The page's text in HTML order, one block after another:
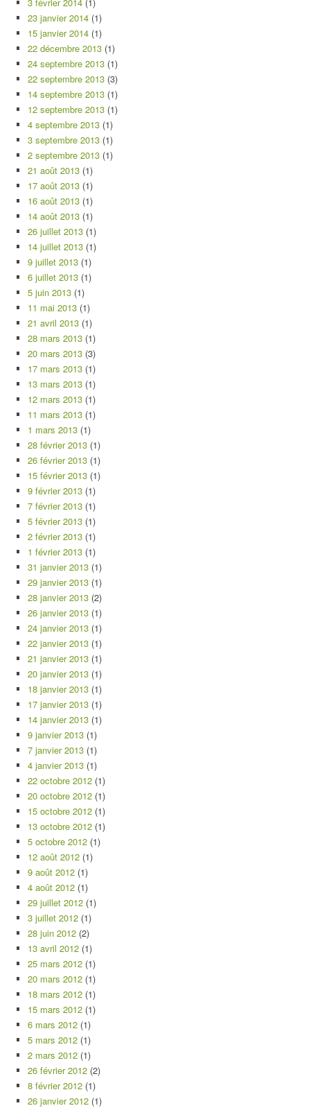
23 janvier 2014 (1)
15 janvier 2014 (1)
22 décembre 2013 (1)
24 septembre 2013 (1)
22 septembre 2013 (3)
14 septembre 2013 (1)
12 septembre 2013 (1)
4 septembre 2013 (1)
3 septembre 2013 (1)
2 septembre 2013 (1)
21 août 2013 (1)
17 août 2013 (1)
16 août 2013 (1)
14 août 2013 (1)
26 juillet 2013 (1)
14 juillet 2013 (1)
9 juillet 2013 (1)
6 juillet 2013 (1)
5 juin 2013 (1)
11 mai 2013 (1)
21 avril 2013 (1)
28 mars 2013 (1)
20 mars 2013 (3)
17 mars 2013 (1)
13 mars 2013 (1)
12 mars 2013 (1)
11 mars 2013 (1)
1 mars 2013 (1)
28 février 2013 (1)
26 février 2013 (1)
15 février 2013 (1)
9 février 2013 (1)
7 février 2013 (1)
5 février 2013 (1)
2 février 2013 (1)
1 février 2013 (1)
31 janvier 2013 (1)
29 janvier 2013 (1)
28 janvier 2013 (2)
26 janvier 2013 (1)
24 janvier 2013 (1)
22 janvier 2013 (1)
21 janvier 2013 (1)
20 janvier 2013 (1)
18 janvier 2013 (1)
17 janvier 2013 (1)
14 janvier 2013 (1)
9 janvier 2013 (1)
7 janvier 2013 (1)
4 janvier 2013 (1)
22 octobre 2012 (1)
20 octobre 2012 (1)
15 octobre 2012 (1)
13 octobre 2012 (1)
5 octobre 2012 (1)
12 août 2012 (1)
9 août 2012 (1)
4 août 2012 (1)
29 juillet 2012 (1)
3 juillet 2012 (1)
28 juin 2012 (2)
13 avril 2012 (1)
25 mars 2012 (1)
20 mars 2012 (1)
18 mars 2012 (1)
15 mars 2012 (1)
6 mars 2012 (1)
5 mars 2012 (1)
2 mars 2012 (1)
26 février 2012 (2)
8 février 2012 (1)
26 janvier 2012 (1)